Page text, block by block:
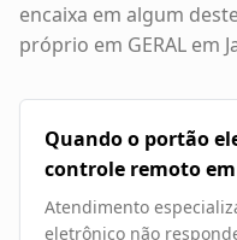
encaixa em algum
próprio em GERAL em
Quando o portão
controle remoto em
Atendimento
eletrônico não